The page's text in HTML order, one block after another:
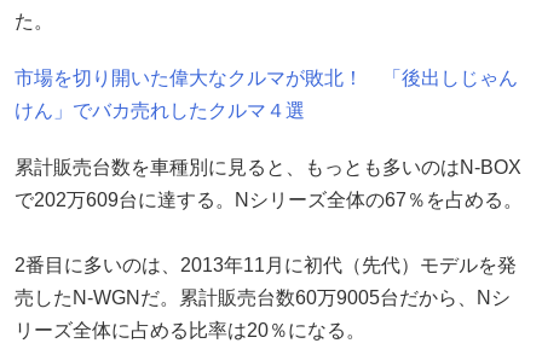
た。
市場を切り開いた偉大なクルマが敗北！ 「後出しじゃん
けん」でバカ売れしたクルマ４選
累計販売台数を車種別に見ると、もっとも多いのはN-BOX
で202万609台に達する。Nシリーズ全体の67％を占める。
2番目に多いのは、2013年11月に初代（先代）モデルを発
売したN-WGNだ。累計販売台数60万9005台だから、Nシ
リーズ全体に占める比率は20％になる。